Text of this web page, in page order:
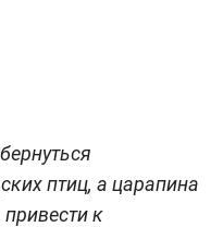
птиц, а царапина
привести к